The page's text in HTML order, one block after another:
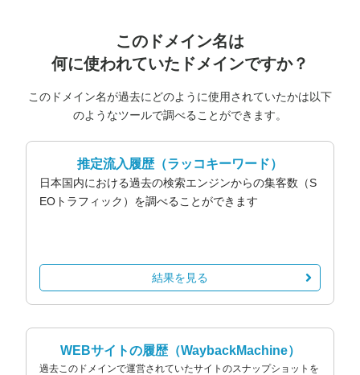
このドメイン名は
何に使われていたドメインですか？
このドメイン名が過去にどのように使用されていたかは以下
のようなツールで調べることができます。
推定流入履歴（ラッコキーワード）
日本国内における過去の検索エンジンからの集客数（S
EOトラフィック）を調べることができます
結果を見る
WEBサイトの履歴（WaybackMachine）
過去このドメインで運営されていたサイトのスナップショットを